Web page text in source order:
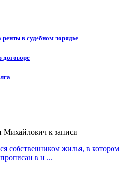
ренты в судебном порядке
договоре
Михайлович к записи
собственником жилья, в котором
в н ...